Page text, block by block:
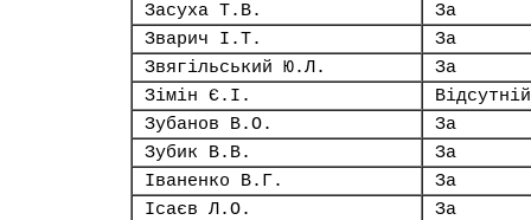
Засуха Т.В.
За
Зварич І.Т.
За
Звягільський Ю.Л.
За
Зімін Є.І.
Відсутній
Зубанов В.О.
За
Зубик В.В.
За
Іваненко В.Г.
За
Ісаєв Л.О.
За